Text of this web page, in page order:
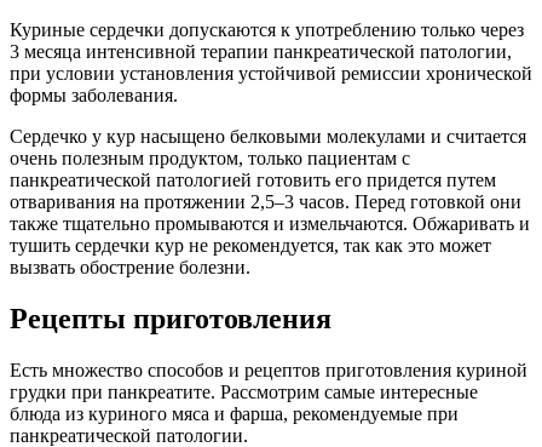
Куриные сердечки допускаются к употреблению только через
3 месяца интенсивной терапии панкреатической патологии,
при условии установления устойчивой ремиссии хронической
формы заболевания.
Сердечко у кур насыщено белковыми молекулами и считается
очень полезным продуктом, только пациентам с
панкреатической патологией готовить его придется путем
отваривания на протяжении 2,5–3 часов. Перед готовкой они
также тщательно промываются и измельчаются. Обжаривать и
тушить сердечки кур не рекомендуется, так как это может
вызвать обострение болезни.
Рецепты приготовления
Есть множество способов и рецептов приготовления куриной
грудки при панкреатите. Рассмотрим самые интересные
блюда из куриного мяса и фарша, рекомендуемые при
панкреатической патологии.